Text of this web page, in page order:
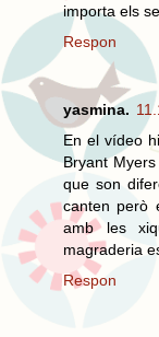
importa els
Respon
yasmina.
En el vídeo
Bryant
que son
canten però
amb les
magraderia
Respon